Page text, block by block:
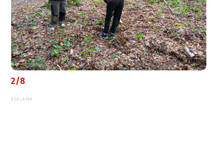
2/8
REKLAMA